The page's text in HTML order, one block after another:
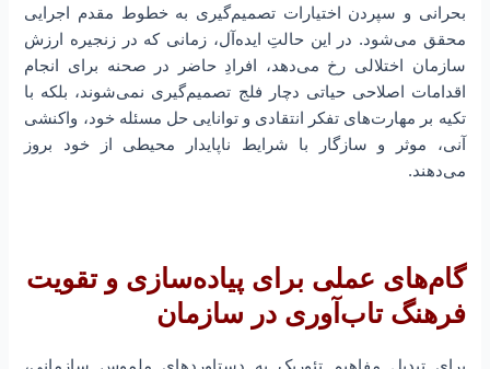
بحرانی و سپردن اختیارات تصمیم‌گیری به خطوط مقدم اجرایی
محقق می‌شود. در این حالتِ ایده‌آل، زمانی که در زنجیره ارزش
سازمان اختلالی رخ می‌دهد، افرادِ حاضر در صحنه برای انجام
اقدامات اصلاحی حیاتی دچار فلج تصمیم‌گیری نمی‌شوند، بلکه با
تکیه بر مهارت‌های تفکر انتقادی و توانایی حل مسئله خود، واکنشی
آنی، موثر و سازگار با شرایط ناپایدار محیطی از خود بروز
می‌دهند.
گام‌های عملی برای پیاده‌سازی و تقویت
فرهنگ تاب‌آوری در سازمان